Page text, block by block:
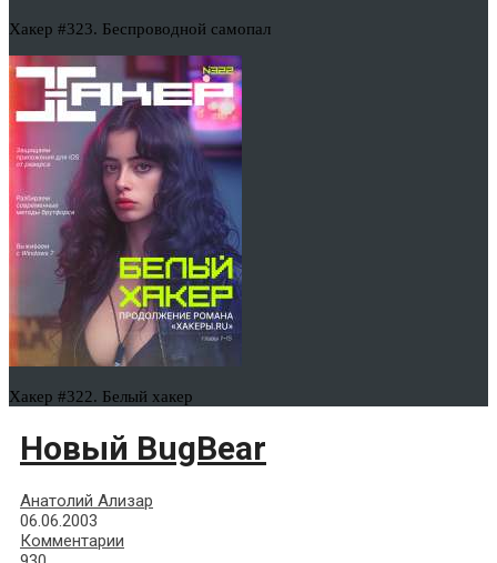
Хакер #323. Беспроводной самопал
Хакер #322. Белый хакер
Новый BugBear
Анатолий Ализар
06.06.2003
Комментарии